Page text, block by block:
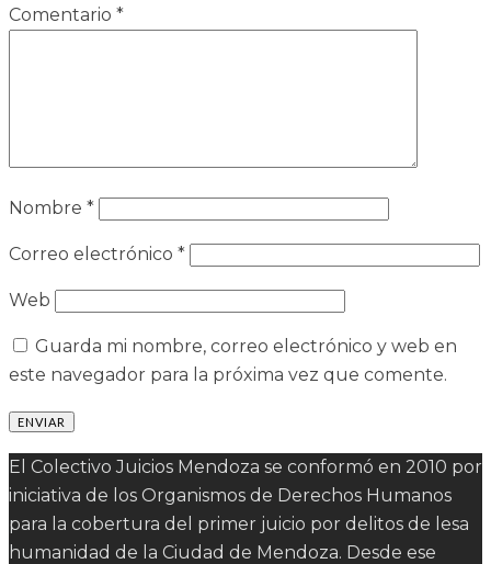
Comentario *
Nombre *
Correo electrónico *
Web
Guarda mi nombre, correo electrónico y web en
este navegador para la próxima vez que comente.
El Colectivo Juicios Mendoza se conformó en 2010 por
iniciativa de los Organismos de Derechos Humanos
para la cobertura del primer juicio por delitos de lesa
humanidad de la Ciudad de Mendoza. Desde ese